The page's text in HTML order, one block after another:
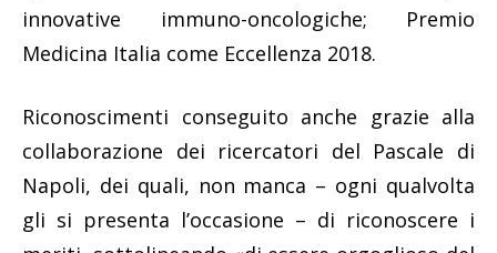
innovative immuno-oncologiche; Premio
Medicina Italia come Eccellenza 2018.
Riconoscimenti conseguito anche grazie alla
collaborazione dei ricercatori del Pascale di
Napoli, dei quali, non manca – ogni qualvolta
gli si presenta l’occasione – di riconoscere i